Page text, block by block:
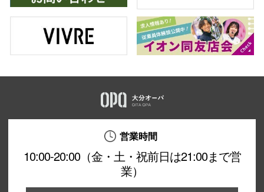
営業時間
10:00-20:00（金・土・祝前日は21:00まで営
業）